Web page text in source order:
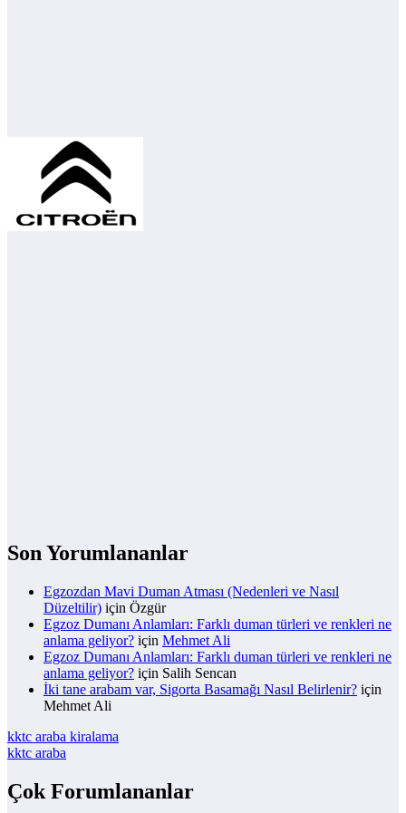
Son Yorumlananlar
Egzozdan Mavi Duman Atması (Nedenleri ve Nasıl
Düzeltilir) için Özgür
Egzoz Dumanı Anlamları: Farklı duman türleri ve renkleri ne
anlama geliyor? için Mehmet Ali
Egzoz Dumanı Anlamları: Farklı duman türleri ve renkleri ne
anlama geliyor? için Salih Sencan
İki tane arabam var, Sigorta Basamağı Nasıl Belirlenir? için
Mehmet Ali
kktc araba kiralama
kktc araba
Çok Forumlananlar